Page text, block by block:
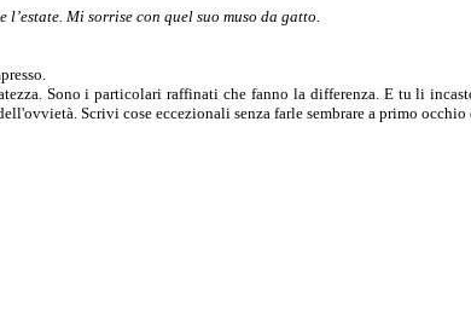
Mi sorrise con quel suo muso da gatto.
Sono i particolari raffinati che fanno la differenza. E tu li
Scrivi cose eccezionali senza farle sembrare a primo occhio